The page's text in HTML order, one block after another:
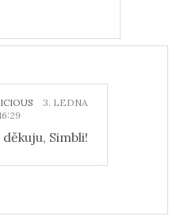
3. LEDNA
Simbli!